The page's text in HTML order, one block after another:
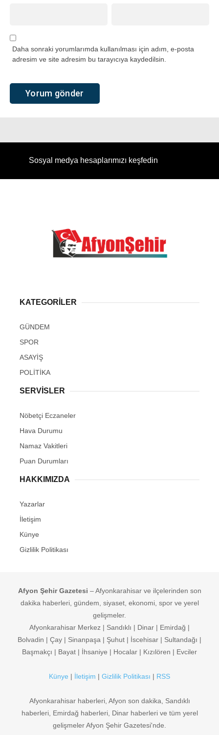
Daha sonraki yorumlarımda kullanılması için adım, e-posta
adresim ve site adresim bu tarayıcıya kaydedilsin.
Sosyal medya hesaplarımızı keşfedin
KATEGORİLER
GÜNDEM
SPOR
ASAYİŞ
POLİTİKA
SERVİSLER
Nöbetçi Eczaneler
Hava Durumu
Namaz Vakitleri
Puan Durumları
HAKKIMIZDA
Yazarlar
İletişim
Künye
Gizlilik Politikası
Afyon Şehir Gazetesi – Afyonkarahisar ve ilçelerinden son
dakika haberleri, gündem, siyaset, ekonomi, spor ve yerel
gelişmeler.
Afyonkarahisar Merkez | Sandıklı | Dinar | Emirdağ |
Bolvadin | Çay | Sinanpaşa | Şuhut | İscehisar | Sultandağı |
Başmakçı | Bayat | İhsaniye | Hocalar | Kızılören | Evciler
Künye | İletişim | Gizlilik Politikası | RSS
Afyonkarahisar haberleri, Afyon son dakika, Sandıklı
haberleri, Emirdağ haberleri, Dinar haberleri ve tüm yerel
gelişmeler Afyon Şehir Gazetesi'nde.